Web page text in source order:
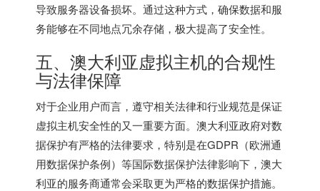
导致服务器设备损坏。通过这种方式，确保数据和服
务能够在不同地点冗余存储，极大提高了安全性。
五、澳大利亚虚拟主机的合规性
与法律保障
对于企业用户而言，遵守相关法律和行业规范是保证
虚拟主机安全性的又一重要方面。澳大利亚政府对数
据保护有严格的法律要求，特别是在GDPR（欧洲通
用数据保护条例）等国际数据保护法律影响下，澳大
利亚的服务商通常会采取更为严格的数据保护措施。